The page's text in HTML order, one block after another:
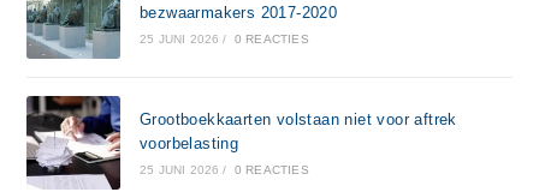
bezwaarmakers 2017-2020
25 JUNI 2026 / 0 REACTIES
Grootboekkaarten volstaan niet voor aftrek
voorbelasting
25 JUNI 2026 / 0 REACTIES